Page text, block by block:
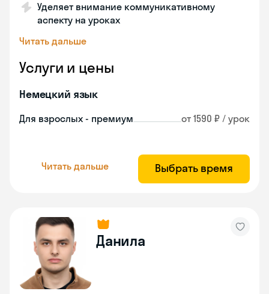
Уделяет внимание коммуникативному
аспекту на уроках
Читать дальше
Услуги и цены
Немецкий язык
Для взрослых - премиум от 1590 ₽ / урок
Читать дальше Выбрать время
Данила